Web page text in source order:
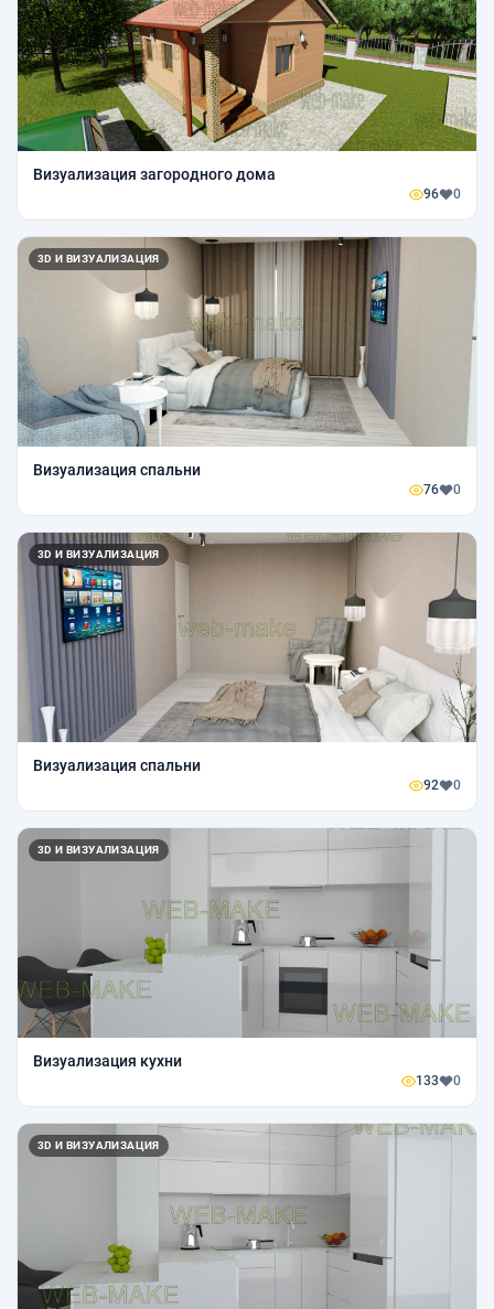
Визуализация загородного дома
96 0
3D И ВИЗУАЛИЗАЦИЯ
Визуализация спальни
76 0
3D И ВИЗУАЛИЗАЦИЯ
Визуализация спальни
92 0
3D И ВИЗУАЛИЗАЦИЯ
Визуализация кухни
133 0
3D И ВИЗУАЛИЗАЦИЯ